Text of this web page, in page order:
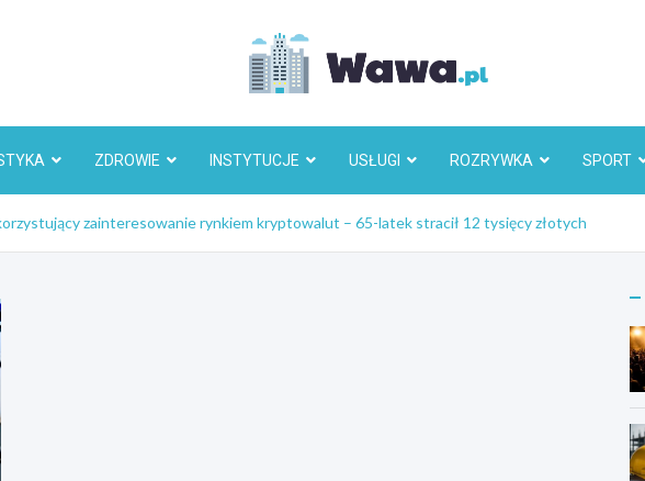
ZDROWIE INSTYTUCJE USŁUGI ROZRYWKA SPORT
zainteresowanie rynkiem kryptowalut – 65-latek stracił 12 tysięcy złotych